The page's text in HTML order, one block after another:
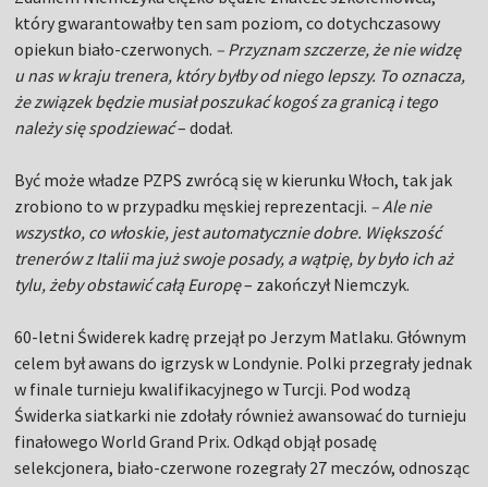
który gwarantowałby ten sam poziom, co dotychczasowy
opiekun biało-czerwonych. – Przyznam szczerze, że nie widzę
u nas w kraju trenera, który byłby od niego lepszy. To oznacza,
że związek będzie musiał poszukać kogoś za granicą i tego
należy się spodziewać– dodał.
Być może władze PZPS zwrócą się w kierunku Włoch, tak jak
zrobiono to w przypadku męskiej reprezentacji. – Ale nie
wszystko, co włoskie, jest automatycznie dobre. Większość
trenerów z Italii ma już swoje posady, a wątpię, by było ich aż
tylu, żeby obstawić całą Europę– zakończył Niemczyk.
60-letni Świderek kadrę przejął po Jerzym Matlaku. Głównym
celem był awans do igrzysk w Londynie. Polki przegrały jednak
w finale turnieju kwalifikacyjnego w Turcji. Pod wodzą
Świderka siatkarki nie zdołały również awansować do turnieju
finałowego World Grand Prix. Odkąd objął posadę
selekcjonera, biało-czerwone rozegrały 27 meczów, odnosząc